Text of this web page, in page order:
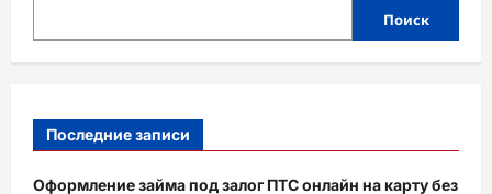
Поиск
Последние записи
Оформление займа под залог ПТС онлайн на карту без